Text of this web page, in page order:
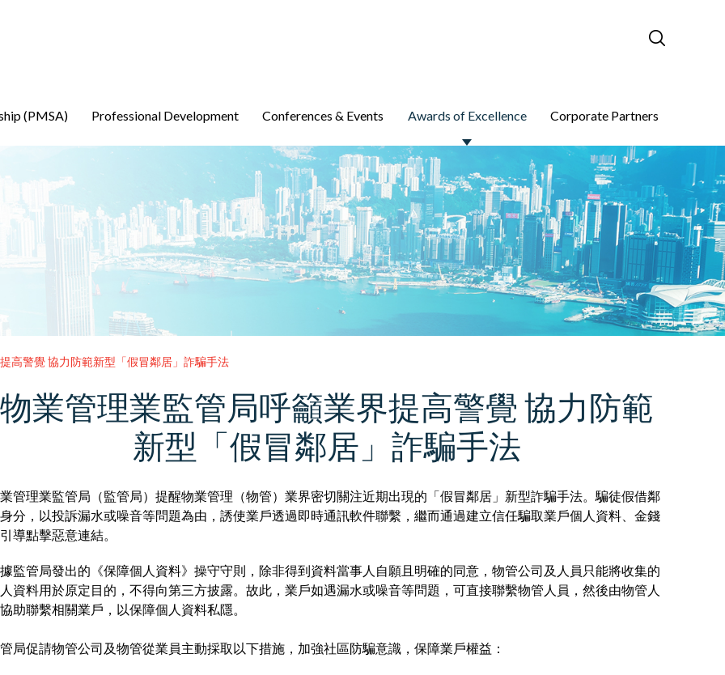
(PMSA) Professional Development Conferences & Events Awards of Excellence Corporate Partners
高警覺 協力防範新型「假冒鄰居」詐騙手法
物業管理業監管局呼籲業界提高警覺 協力防範
新型「假冒鄰居」詐騙手法
管理業監管局（監管局）提醒物業管理（物管）業界密切關注近期出現的「假冒鄰居」新型詐騙手法。騙徒假借鄰
分，以投訴漏水或噪音等問題為由，誘使業戶透過即時通訊軟件聯繫，繼而通過建立信任騙取業戶個人資料、金錢
導點擊惡意連結。
監管局發出的《保障個人資料》操守守則，除非得到資料當事人自願且明確的同意，物管公司及人員只能將收集的
資料用於原定目的，不得向第三方披露。故此，業戶如遇漏水或噪音等問題，可直接聯繫物管人員，然後由物管人
助聯繫相關業戶，以保障個人資料私隱。
局促請物管公司及物管從業員主動採取以下措施，加強社區防騙意識，保障業戶權益：